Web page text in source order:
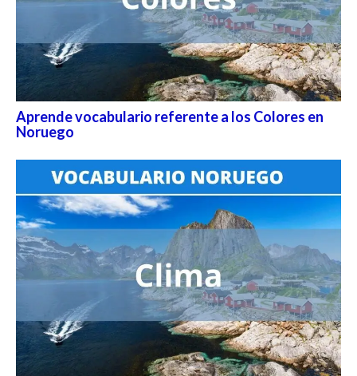
Aprende vocabulario referente a los Colores en
Noruego